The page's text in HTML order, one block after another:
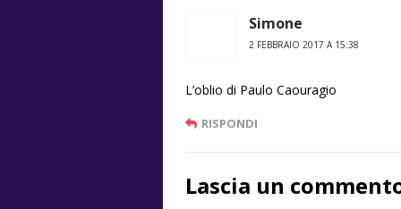
Simone
2 FEBBRAIO 2017 A 15:38
L’oblio di Paulo Caouragio
RISPONDI
Lascia un